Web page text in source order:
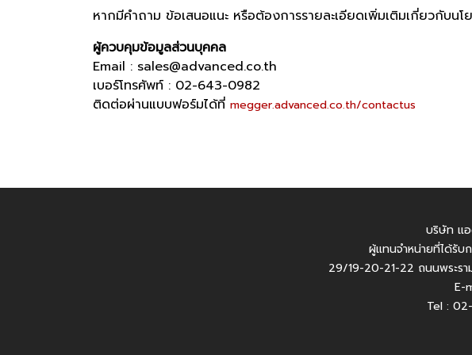
หากมีคำถาม ข้อเสนอแนะ หรือต้องการรายละเอียดเพิ่มเติมเกี่ยวกั
ผู้ควบคุมข้อมูลส่วนบุคคล
Email : sales@advanced.co.th
เบอร์โทรศัพท์ : 02-643-0982
ติดต่อผ่านแบบฟอร์มได้ที่ megger.advanced.co.th/contactus
บริษัท แอ
ผู้แทนจำหน่ายที่ได้รับ
29/19-20-21-22 ถนนพระรา
E-
Tel :